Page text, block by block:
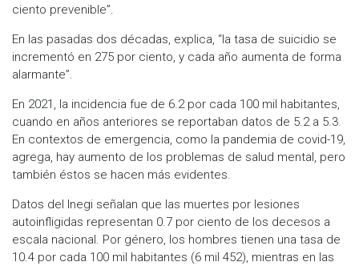
ciento prevenible”.
En las pasadas dos décadas, explica, “la tasa de suicidio se
incrementó en 275 por ciento, y cada año aumenta de forma
alarmante”.
En 2021, la incidencia fue de 6.2 por cada 100 mil habitantes,
cuando en años anteriores se reportaban datos de 5.2 a 5.3.
En contextos de emergencia, como la pandemia de covid-19,
agrega, hay aumento de los problemas de salud mental, pero
también éstos se hacen más evidentes.
Datos del Inegi señalan que las muertes por lesiones
autoinfligidas representan 0.7 por ciento de los decesos a
escala nacional. Por género, los hombres tienen una tasa de
10.4 por cada 100 mil habitantes (6 mil 452), mientras en las